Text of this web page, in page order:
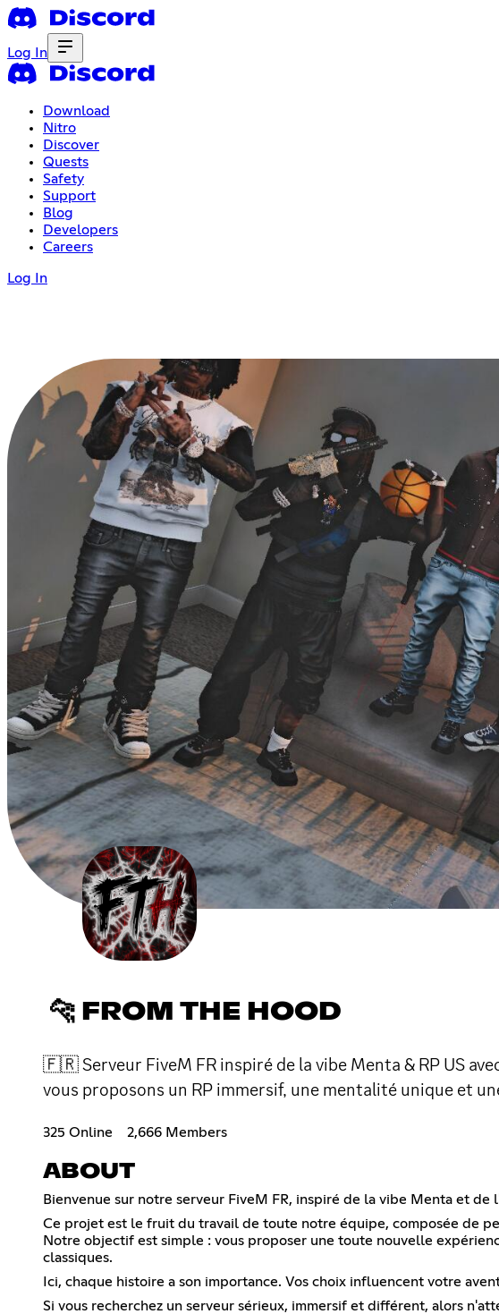
Log In
Download
Nitro
Discover
Quests
Safety
Support
Blog
Developers
Careers
Log In
🐆 FROM THE HOOD
🇫🇷 Serveur FiveM FR inspiré de la vibe Menta & RP US
vous proposons un RP immersif, une mentalité unique et
325 Online 2,666 Members
ABOUT
Bienvenue sur notre serveur FiveM FR, inspiré de la vibe Menta et de
Ce projet est le fruit du travail de toute notre équipe, composée de
Notre objectif est simple : vous proposer une toute nouvelle
classiques.
Ici, chaque histoire a son importance. Vos choix influencent votre
Si vous recherchez un serveur sérieux, immersif et différent, alors